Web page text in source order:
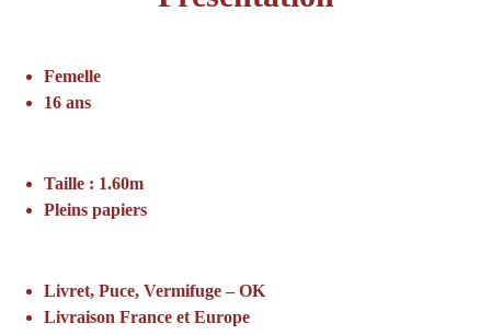
Femelle
16 ans
Taille : 1.60m
Pleins papiers
Livret, Puce, Vermifuge – OK
Livraison France et Europe